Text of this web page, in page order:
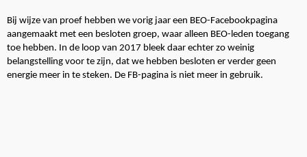
Bij wijze van proef hebben we vorig jaar een BEO-Facebookpagina
aangemaakt met een besloten groep, waar alleen BEO-leden toegang
toe hebben. In de loop van 2017 bleek daar echter zo weinig
belangstelling voor te zijn, dat we hebben besloten er verder geen
energie meer in te steken. De FB-pagina is niet meer in gebruik.